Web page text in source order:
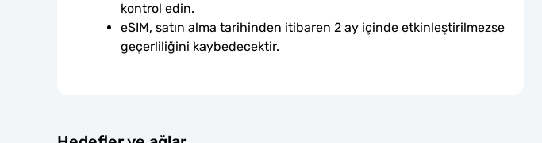
kontrol edin.
eSIM, satın alma tarihinden itibaren 2 ay içinde etkinleştirilmezse
geçerliliğini kaybedecektir.